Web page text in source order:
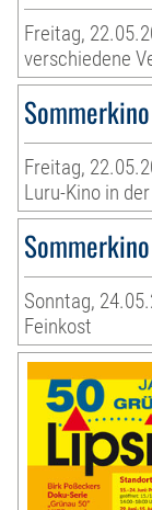
Freitag,
verschiedene
Freitag,
Luru-Kino in
Sonntag,
Feinkost